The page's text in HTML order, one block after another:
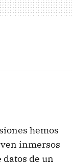
hemos
inmersos
de un